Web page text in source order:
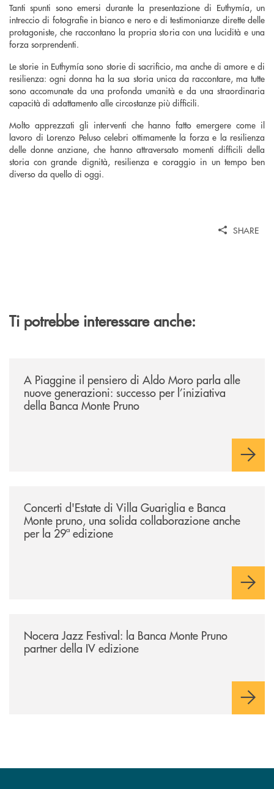
Tanti spunti sono emersi durante la presentazione di Euthymía, un
intreccio di fotografie in bianco e nero e di testimonianze dirette delle
protagoniste, che raccontano la propria storia con una lucidità e una
forza sorprendenti.
Le storie in Euthymía sono storie di sacrificio, ma anche di amore e di
resilienza: ogni donna ha la sua storia unica da raccontare, ma tutte
sono accomunate da una profonda umanità e da una straordinaria
capacità di adattamento alle circostanze più difficili.
Molto apprezzati gli interventi che hanno fatto emergere come il
lavoro di Lorenzo Peluso celebri ottimamente la forza e la resilienza
delle donne anziane, che hanno attraversato momenti difficili della
storia con grande dignità, resilienza e coraggio in un tempo ben
diverso da quello di oggi.
SHARE
Ti potrebbe interessare anche:
A Piaggine il pensiero di Aldo Moro parla alle
nuove generazioni: successo per l’iniziativa
della Banca Monte Pruno
Concerti d'Estate di Villa Guariglia e Banca
Monte pruno, una solida collaborazione anche
per la 29ª edizione
Nocera Jazz Festival: la Banca Monte Pruno
partner della IV edizione